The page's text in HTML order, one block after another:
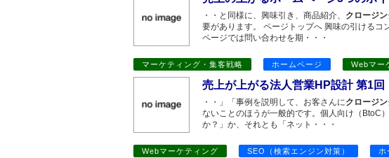
・・と同様に、興味引き、商品紹介、 クロージ
要があります。 ページトップへ 興味の引ける
ページでは問い合わせを期・・・
マーケティング・集客戦略 ホームページ Webマー
売上が上がる法人営業HP設計 第1回
・・」「事例を説明して、お客さんにクロージ
ないことのほうが一般的です。個人向け（BtoC
か？」か、それとも「ネット・・・
Webマーケティング SEO（検索エンジン対策） ホ